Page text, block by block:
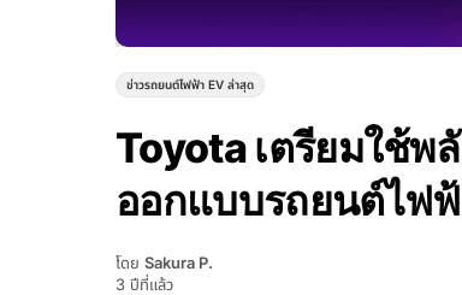
ข่าวรถยนต์ไฟฟ้า EV ล่าสุด
Toyota เตรียมใช้พ
ออกแบบรถยนต์ไฟฟ้
โดย Sakura P.
3 ปีที่แล้ว